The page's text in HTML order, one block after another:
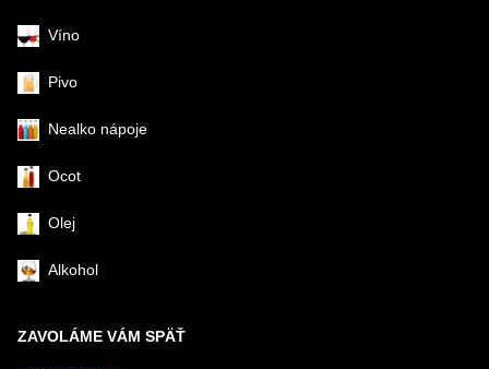
Víno
Pivo
Nealko nápoje
Ocot
Olej
Alkohol
ZAVOLÁME VÁM SPÄŤ